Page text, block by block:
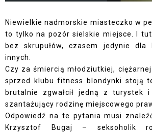
Niewielkie nadmorskie miasteczko w
to tylko na pozór sielskie miejsce. I
bez skrupułów, czasem jedynie dla
innych.
Czy za śmiercią młodziutkiej,
sprzed klubu fitness blondynki stoją
brutalnie zgwałcił jedną z turystek
szantażujący rodzinę miejscowego
Odpowiedź na te pytania musi
Krzysztof Bugaj – seksoholik